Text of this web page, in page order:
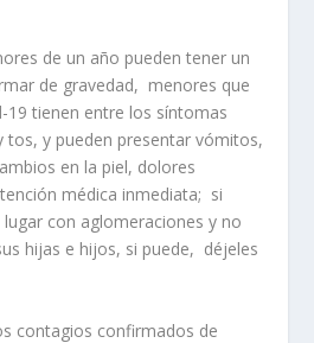
de un año pueden tener un
de gravedad, menores que
19 tienen entre los síntomas
tos, y pueden presentar vómitos,
en la piel, dolores
médica inmediata; si
con aglomeraciones y no
hijas e hijos, si puede, déjeles
contagios confirmados de